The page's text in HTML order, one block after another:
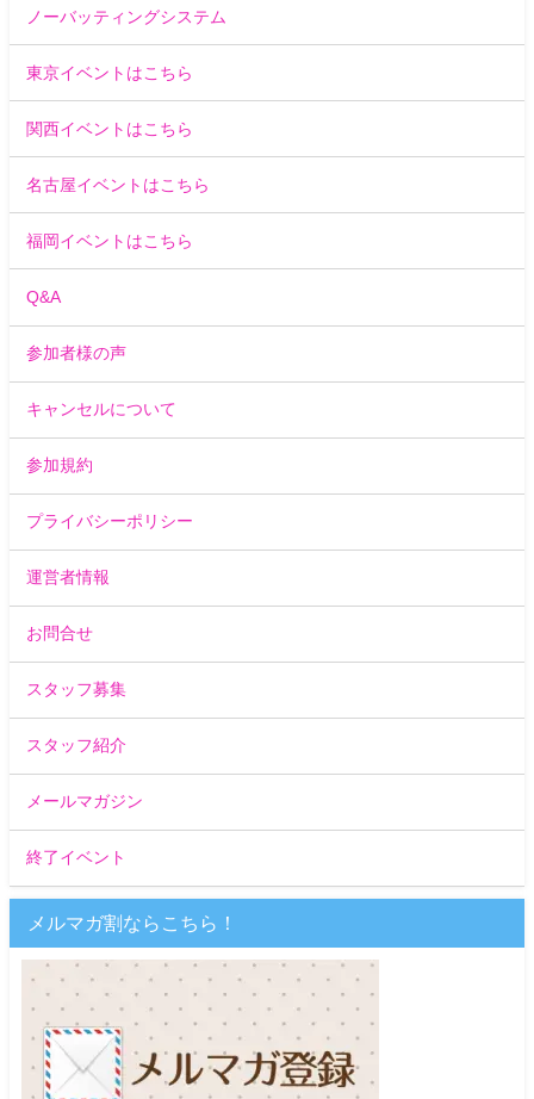
ノーバッティングシステム
東京イベントはこちら
関西イベントはこちら
名古屋イベントはこちら
福岡イベントはこちら
Q&A
参加者様の声
キャンセルについて
参加規約
プライバシーポリシー
運営者情報
お問合せ
スタッフ募集
スタッフ紹介
メールマガジン
終了イベント
メルマガ割ならこちら！